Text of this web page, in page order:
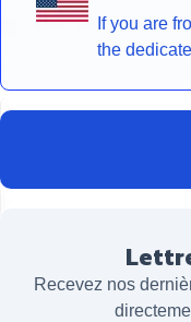
If you are
the
Recevez nos